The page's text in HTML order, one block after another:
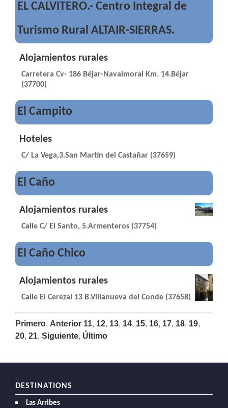
EL CALVITERO.- Centro Integral de
Turismo Rural ALTAIR-SIERRAS.
Alojamientos rurales
Carretera Cv- 186 Béjar-Navalmoral Km. 14.Béjar
(37700)
El Campito
Hoteles
C/ La Vega,3.San Martín del Castañar (37659)
El Caño
Alojamientos rurales
Calle C/ El Santo, 5.Armenteros (37754)
El Caño Chico
Alojamientos rurales
Calle El Cerezal 13 B.Villanueva del Conde (37658)
Primero, Anterior 11, 12, 13, 14, 15, 16, 17, 18, 19,
20, 21, Siguiente, Último
DESTINATIONS
Las Arribes